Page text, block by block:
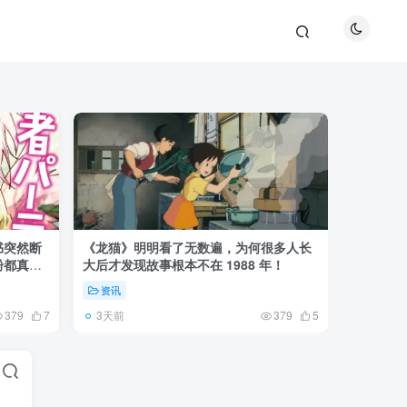
突然断
真慌
379 7
《龙猫》明明看了无数遍，为何很多人长
大后才发现故事根本不在 1988 年！
资讯
3天前 379 5